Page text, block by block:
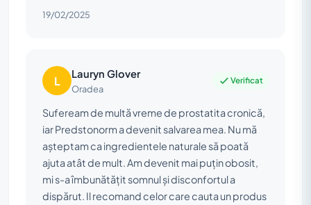
19/02/2025
L Lauryn Glover
Oradea
Verificat
Sufeream de multă vreme de prostatita cronică,
iar Predstonorm a devenit salvarea mea. Nu mă
așteptam ca ingredientele naturale să poată
ajuta atât de mult. Am devenit mai puțin obosit,
mi s-a îmbunătățit somnul și disconfortul a
dispărut. Il recomand celor care cauta un produs